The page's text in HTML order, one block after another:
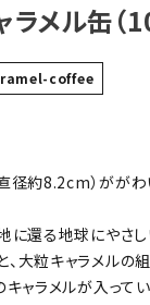
メル缶（
coffee
径約8.2cm）がが
に還る地球にやさ
大粒キャラメルの
キャラメルが入ってい